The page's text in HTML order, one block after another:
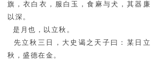
旗，衣白衣，服白玉，食麻与犬，其器廉
以深。
是月也，以立秋。
先立秋三日，大史谒之天子曰：某日立
秋，盛德在金。